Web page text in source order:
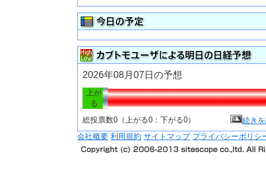
2026年08月07日の予想
上が
る
総投票数0（上がる0：下がる0）
続き
会社概要 利用規約 サイトマップ プライバシーポリシ